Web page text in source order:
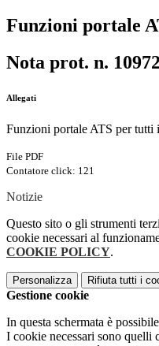
Funzioni portale
Nota prot. n.
Allegati
Funzioni portale ATS per tutti
File PDF
Contatore click: 121
Notizie
Questo sito o gli strumenti
cookie necessari al
COOKIE POLICY.
Personalizza Rifiuta tutti i
Gestione cookie
In questa schermata è
I cookie necessari sono quelli